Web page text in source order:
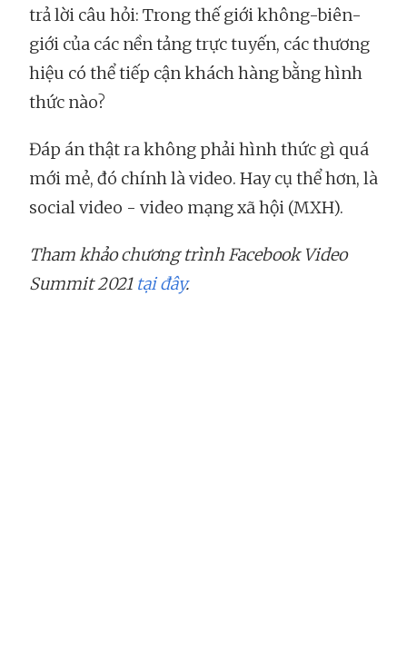
trả lời câu hỏi: Trong thế giới không-biên-
giới của các nền tảng trực tuyến, các thương
hiệu có thể tiếp cận khách hàng bằng hình
thức nào?
Đáp án thật ra không phải hình thức gì quá
mới mẻ, đó chính là video. Hay cụ thể hơn, là
social video - video mạng xã hội (MXH).
Tham khảo chương trình Facebook Video
Summit 2021 tại đây.